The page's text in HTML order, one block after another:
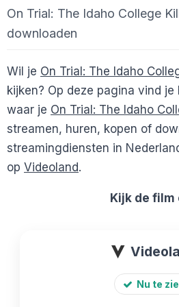
On Trial: The Idaho College
downloaden
Wil je On Trial: The Idaho
kijken? Op deze pagina vind
waar je On Trial: The Idaho
streamen, huren, kopen of
streamingdiensten in
op Videoland.
Kijk de film
Nu te